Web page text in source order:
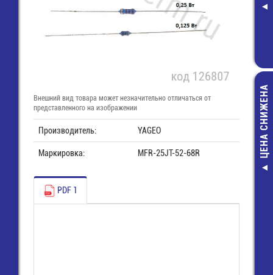
ЦЕНА СНИЖЕНА
Внешний вид товара может незначительно отличаться от
представленного на изображении
Производитель: YAGEO
Маркировка: MFR-25JT-52-68R
PDF 1